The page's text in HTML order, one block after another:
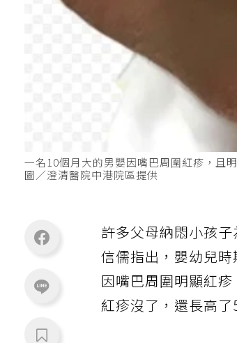
一名10個月大的男嬰因嘴巴周圍紅疹，且
圖／澄清醫院中港院區提供
許多父母納悶小孩
信儒指出，嬰幼兒
因嘴巴周圍明顯紅
紅疹沒了，還長高了